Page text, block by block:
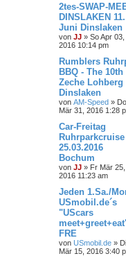
2tes-SWAP-
DINSLAKEN 11.
Juni Dinslaken
von JJ » So Apr 03,
2016 10:14 pm
Rumblers
BBQ - The 10th
Zeche Lohberg
Dinslaken
von AM-Speed » Do
Mär 31, 2016 1:28
Car-Freitag
Ruhrparkcruise
25.03.2016
Bochum
von JJ » Fr Mär 25,
2016 11:23 am
Jeden 1.Sa./
USmobil.de´s
"UScars
FRE
von USmobil.de » Di
Mär 15, 2016 3:40